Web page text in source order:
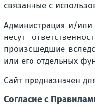
связанные с
Администрация и/или
несут
произошедшие
или его отдельных
Сайт предназначен
Согласие с